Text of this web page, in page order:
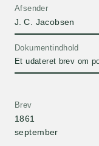
Afsender
J. C. Jacobsen
Dokumentindhold
Et udateret brev om
Brev
1861
september